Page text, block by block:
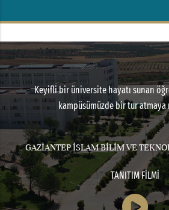
Keyifli bir üniversite hayatı sunan
kampüsümüzde bir tur atmaya
GAZİANTEP İSLAM BİLİM VE
TANITIM FİLMİ